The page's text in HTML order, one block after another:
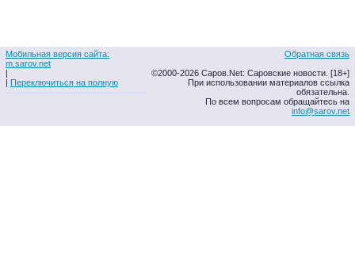
Мобильная версия сайта:
m.sarov.net
|
| Переключиться на полную
Обратная связь
©2000-2026 Саров.Net: Саровские новости. [18+]
При использовании материалов ссылка
обязательна.
По всем вопросам обращайтесь на
info@sarov.net